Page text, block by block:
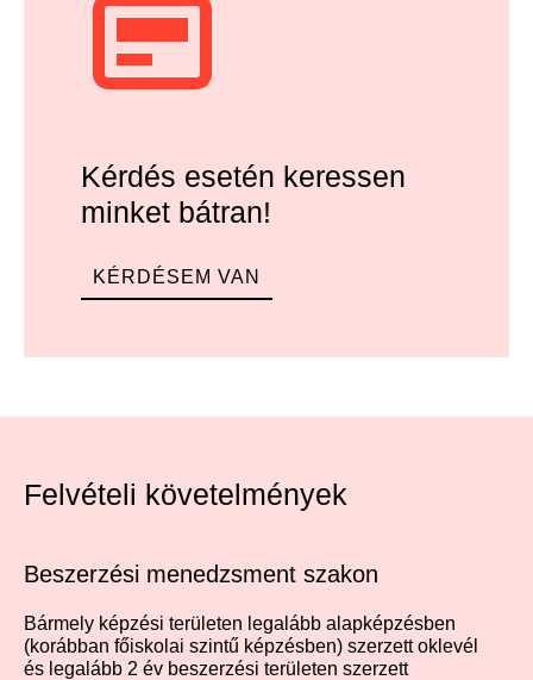
Kérdés esetén keressen
minket bátran!
KÉRDÉSEM VAN
Felvételi követelmények
Beszerzési menedzsment szakon
Bármely képzési területen legalább alapképzésben
(korábban főiskolai szintű képzésben) szerzett oklevél
és legalább 2 év beszerzési területen szerzett